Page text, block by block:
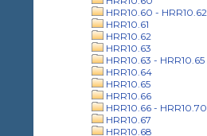
HRR10.60 - HRR10.62
HRR10.61
HRR10.62
HRR10.63
HRR10.63 - HRR10.65
HRR10.64
HRR10.65
HRR10.66
HRR10.66 - HRR10.70
HRR10.67
HRR10.68